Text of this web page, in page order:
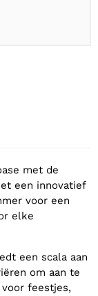
met de
een innovatief
voor een
elke
een scala aan
om aan te
feestjes,